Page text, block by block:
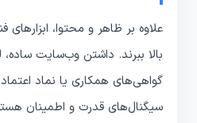
علاوه بر ظاهر و محتوا، ابزارهای
بالا ببرند. داشتن وب‌سایت
گواهی‌های همکاری یا نماد
سیگنال‌های قدرت و اطمینان